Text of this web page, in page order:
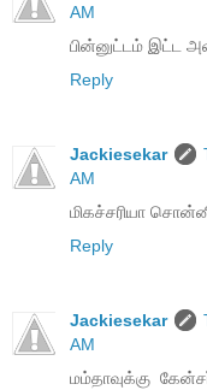
AM
பின்னுட்டம் இட்ட
Reply
Jackiesekar
AM
மிகச்சரியா
Reply
Jackiesekar
AM
மம்தாவுக்கு